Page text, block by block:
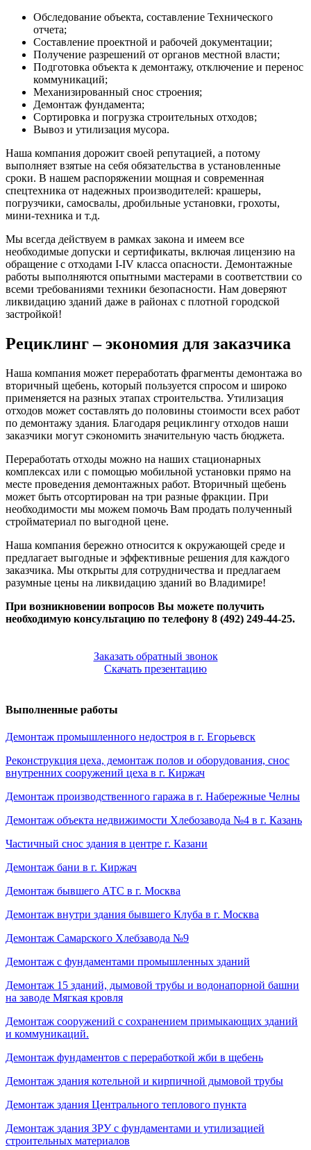
Обследование объекта, составление Технического
отчета;
Составление проектной и рабочей документации;
Получение разрешений от органов местной власти;
Подготовка объекта к демонтажу, отключение и перенос
коммуникаций;
Механизированный снос строения;
Демонтаж фундамента;
Сортировка и погрузка строительных отходов;
Вывоз и утилизация мусора.
Наша компания дорожит своей репутацией, а потому
выполняет взятые на себя обязательства в установленные
сроки. В нашем распоряжении мощная и современная
спецтехника от надежных производителей: крашеры,
погрузчики, самосвалы, дробильные установки, грохоты,
мини-техника и т.д.
Мы всегда действуем в рамках закона и имеем все
необходимые допуски и сертификаты, включая лицензию на
обращение с отходами I-IV класса опасности. Демонтажные
работы выполняются опытными мастерами в соответствии со
всеми требованиями техники безопасности. Нам доверяют
ликвидацию зданий даже в районах с плотной городской
застройкой!
Рециклинг – экономия для заказчика
Наша компания может переработать фрагменты демонтажа во
вторичный щебень, который пользуется спросом и широко
применяется на разных этапах строительства. Утилизация
отходов может составлять до половины стоимости всех работ
по демонтажу здания. Благодаря рециклингу отходов наши
заказчики могут сэкономить значительную часть бюджета.
Переработать отходы можно на наших стационарных
комплексах или с помощью мобильной установки прямо на
месте проведения демонтажных работ. Вторичный щебень
может быть отсортирован на три разные фракции. При
необходимости мы можем помочь Вам продать полученный
стройматериал по выгодной цене.
Наша компания бережно относится к окружающей среде и
предлагает выгодные и эффективные решения для каждого
заказчика. Мы открыты для сотрудничества и предлагаем
разумные цены на ликвидацию зданий во Владимире!
При возникновении вопросов Вы можете получить
необходимую консультацию по телефону 8 (492) 249-44-25.
Заказать обратный звонок
Скачать презентацию
Выполненные работы
Демонтаж промышленного недостроя в г. Егорьевск
Реконструкция цеха, демонтаж полов и оборудования, снос
внутренних сооружений цеха в г. Киржач
Демонтаж производственного гаража в г. Набережные Челны
Демонтаж объекта недвижимости Хлебозавода №4 в г. Казань
Частичный снос здания в центре г. Казани
Демонтаж бани в г. Киржач
Демонтаж бывшего АТС в г. Москва
Демонтаж внутри здания бывшего Клуба в г. Москва
Демонтаж Самарского Хлебзавода №9
Демонтаж с фундаментами промышленных зданий
Демонтаж 15 зданий, дымовой трубы и водонапорной башни
на заводе Мягкая кровля
Демонтаж сооружений с сохранением примыкающих зданий
и коммуникаций.
Демонтаж фундаментов с переработкой жби в щебень
Демонтаж здания котельной и кирпичной дымовой трубы
Демонтаж здания Центрального теплового пункта
Демонтаж здания ЗРУ с фундаментами и утилизацией
строительных материалов